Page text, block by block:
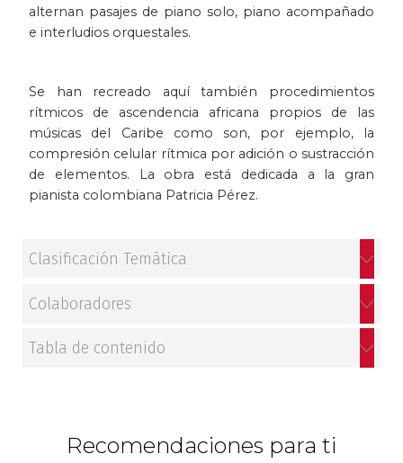
Matemáticas
Medioambiente
Música
Narcotráfico
Política y gobierno
alternan pasajes de piano solo, piano acompañado
e interludios orquestales.
Se han recreado aquí también procedimientos
rítmicos de ascendencia africana propios de las
músicas del Caribe como son, por ejemplo, la
compresión celular rítmica por adición o sustracción
de elementos. La obra está dedicada a la gran
pianista colombiana Patricia Pérez.
Clasificación Temática
Colaboradores
Tabla de contenido
Recomendaciones para ti